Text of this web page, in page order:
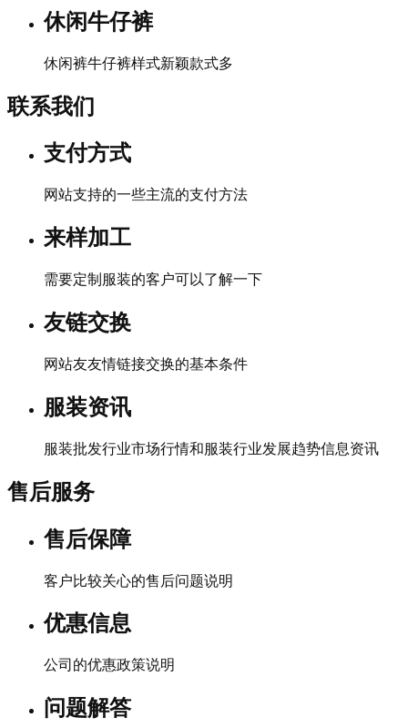
休闲牛仔裤
休闲裤牛仔裤样式新颖款式多
联系我们
支付方式
网站支持的一些主流的支付方法
来样加工
需要定制服装的客户可以了解一下
友链交换
网站友友情链接交换的基本条件
服装资讯
服装批发行业市场行情和服装行业发展趋势信息资讯
售后服务
售后保障
客户比较关心的售后问题说明
优惠信息
公司的优惠政策说明
问题解答